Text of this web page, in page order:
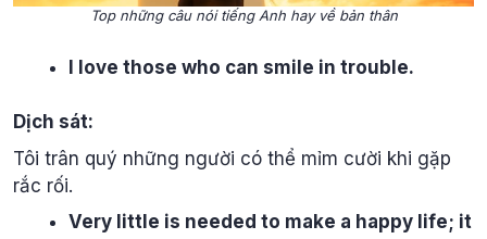
Top những câu nói tiếng Anh hay về bản thân
I love those who can smile in trouble.
Dịch sát:
Tôi trân quý những người có thể mỉm cười khi gặp
rắc rối.
Very little is needed to make a happy life; it